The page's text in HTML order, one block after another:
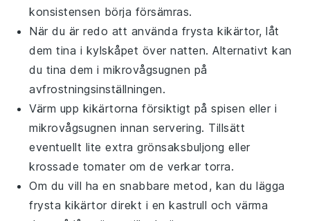
konsistensen börja försämras.
När du är redo att använda frystakikärtor, låt
dem tina i kylskåpet över natten. Alternativt kan
du tina dem i mikrovågsugnen på
avfrostningsinställningen.
Värm upp kikärtorna försiktigt på spisen eller i
mikrovågsugnen innan servering. Tillsätt
eventuellt lite extragrönsaksbuljong eller
krossade tomater om de verkar torra.
Om du vill ha en snabbare metod, kan du lägga
frysta kikärtor direkt i en kastrull och värma